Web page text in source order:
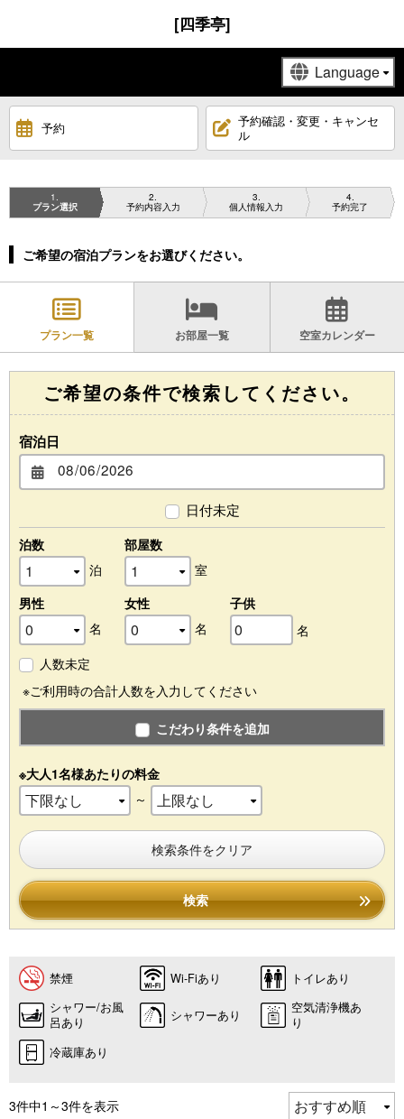
[四季亭]
予約
予約確認・変更・キャンセ
ル
1
プラン選択
2
予約内容入力
3
個人情報入力
4
予約完了
ご希望の宿泊プランをお選びください。
プラン一覧 お部屋一覧 空室カレンダー
ご希望の条件で検索してください。
宿泊日
日付未定
泊数
泊
部屋数
室
男性
名
女性
名
子供
名
人数未定
※ご利用時の合計人数を入力してください
こだわり条件を追加
※大人1名様あたりの料金
～
検索条件をクリア
検索
禁煙 Wi-Fiあり
トイレあり
シャワー/お風
呂あり
シャワーあり
空気清浄機あ
り
冷蔵庫あり
3件中1～3件を表示